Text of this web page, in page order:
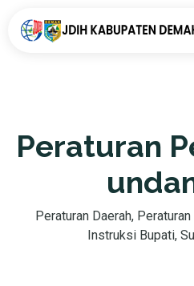
Peraturan
Peraturan Daerah,
Instruksi Bupati,